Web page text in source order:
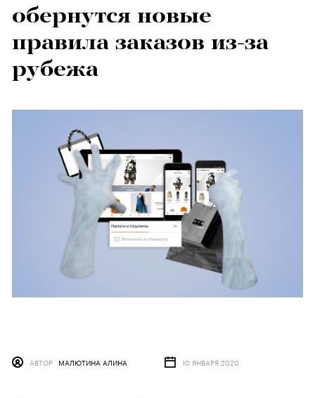
обернутся новые
правила заказов из-за
рубежа
АВТОР МАЛЮТИНА АЛИНА 10 ЯНВАРЯ 2020